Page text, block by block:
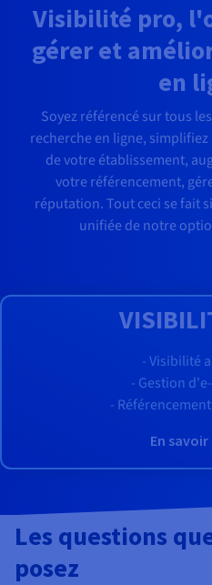
Visibilité pro,
gérer et
en
Soyez référencé sur tous
recherche en ligne,
de votre établissement,
votre référencement,
réputation. Tout ceci se fait
unifiée de notre
- Visibilité
- Gestion
-
En savoir
Les questions
posez